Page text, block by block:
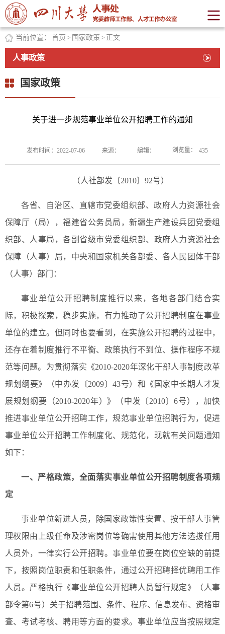
当前位置： 首页 > 国家政策 > 正文
人事政策
国家政策
关于进一步规范事业单位公开招聘工作的通知
发布时间：2022-07-06 来源： 编辑： 浏览量： 435
（人社部发〔2010〕92号）
各省、自治区、直辖市党委组织部、政府人力资源社会
保障厅（局），福建省公务员局，新疆生产建设兵团党委组
织部、人事局，各副省级市党委组织部、政府人力资源社会
保障（人事）局，中央和国家机关各部委、各人民团体干部
（人事）部门：
事业单位公开招聘制度推行以来，各地各部门结合实
际，积极探索，稳步实施，有力推动了公开招聘制度在事业
单位的建立。但同时也要看到，在实施公开招聘的过程中，
还存在着制度推行不平衡、政策执行不到位、操作程序不规
范等问题。为贯彻落实《2010-2020年深化干部人事制度改革
规划纲要》（中办发〔2009〕43号）和《国家中长期人才发
展规划纲要（2010-2020年）》（中发〔2010〕6号），加快
推进事业单位公开招聘工作，规范事业单位招聘行为，促进
事业单位公开招聘工作制度化、规范化，现就有关问题通知
如下：
一、严格政策，全面落实事业单位公开招聘制度各项规
定
事业单位新进人员，除国家政策性安置、按干部人事管
理权限由上级任命及涉密岗位等确需使用其他方法选拔任用
人员外，一律实行公开招聘。事业单位要在岗位空缺的前提
下，按照岗位职责和任职条件，通过公开招聘择优聘用工作
人员。严格执行《事业单位公开招聘人员暂行规定》（人事
部令第6号）关于招聘范围、条件、程序、信息发布、资格审
查、考试考核、聘用等方面的要求。事业单位应当按照规定